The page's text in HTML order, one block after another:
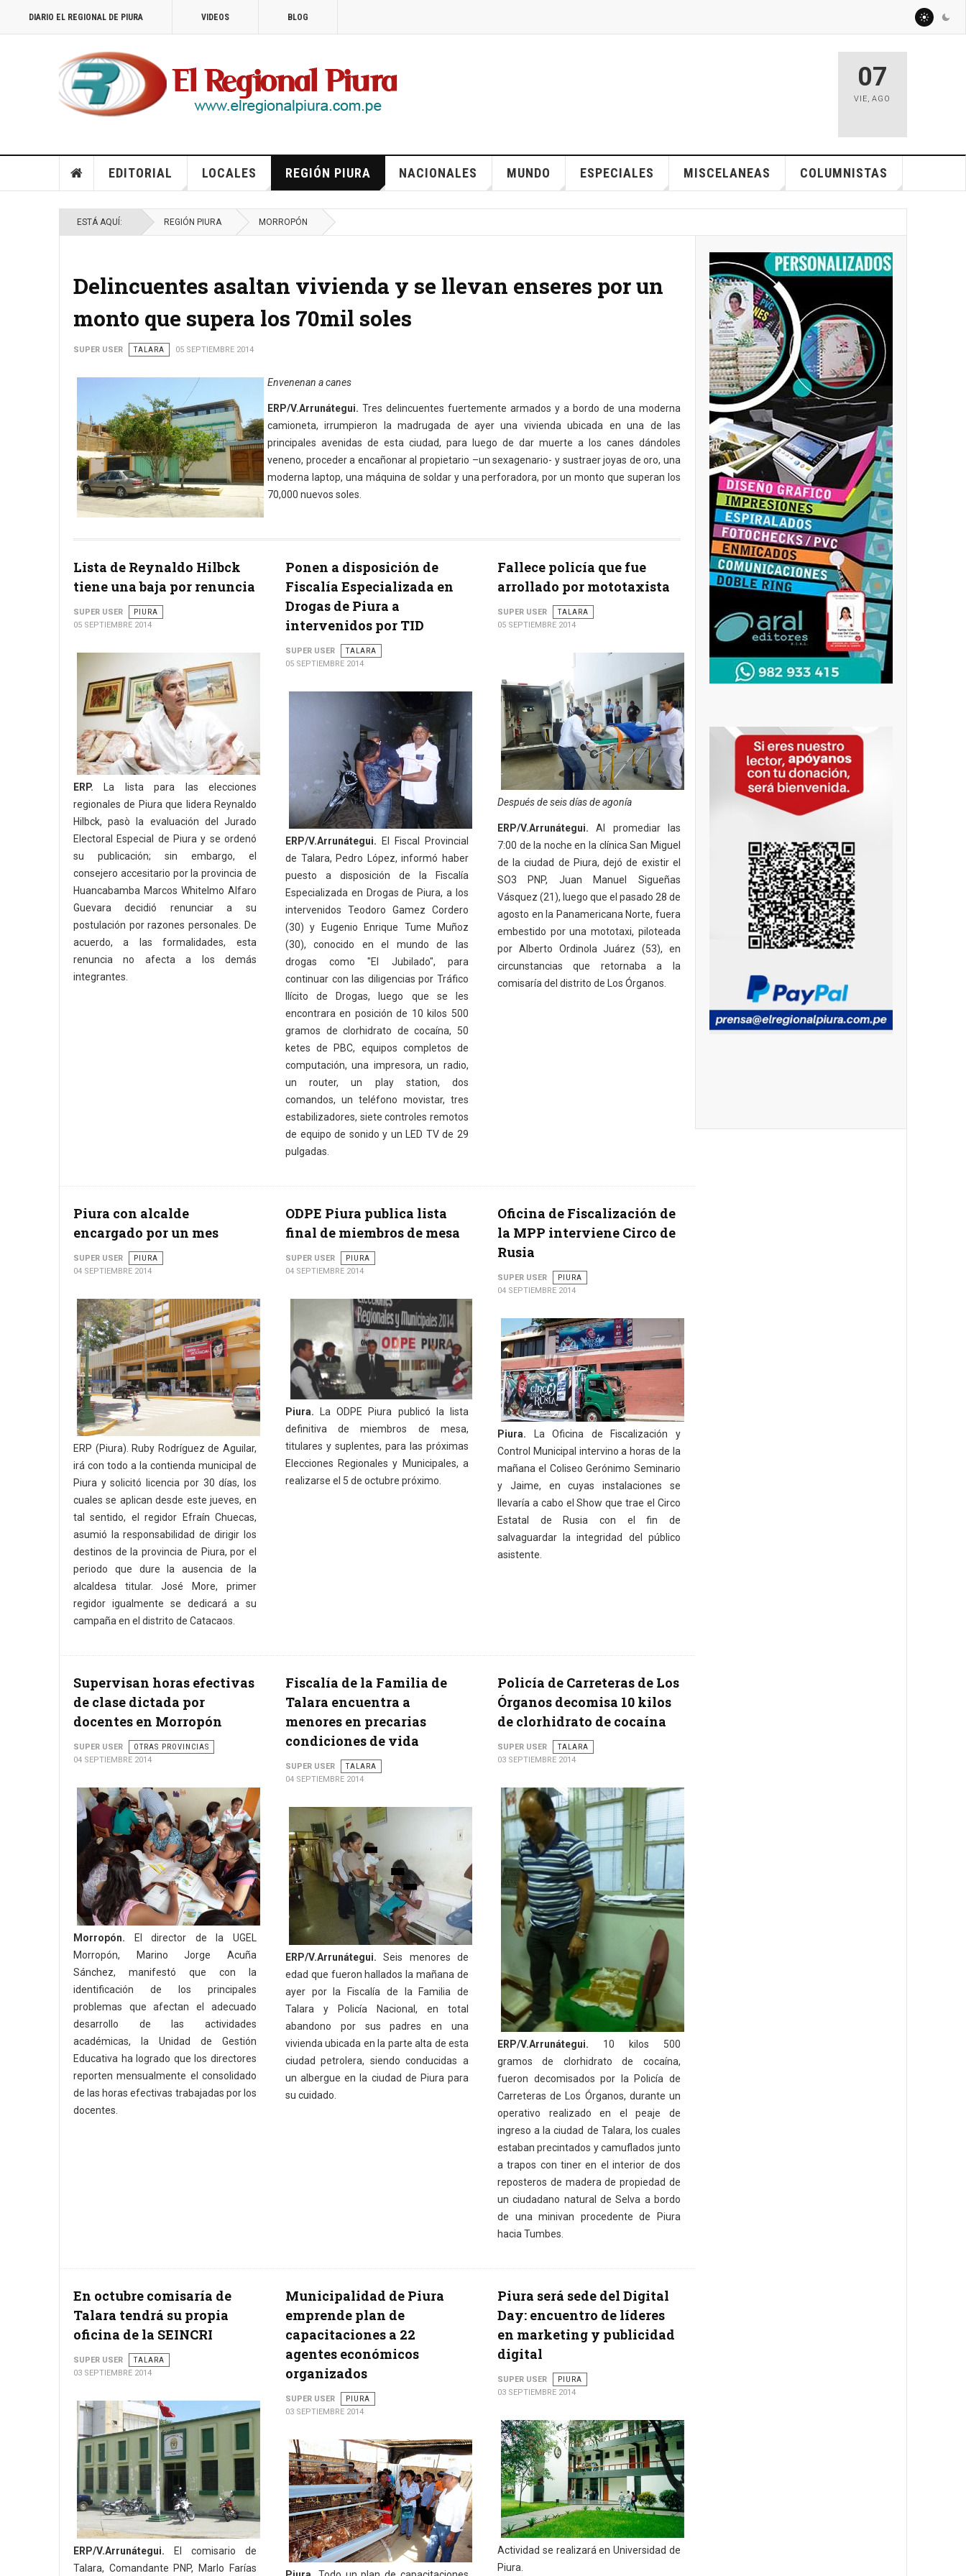
DIARIO EL REGIONAL DE PIURA VIDEOS BLOG
07
VIE,AGO
EDITORIAL LOCALES REGIÓN PIURA NACIONALES MUNDO ESPECIALES MISCELANEAS COLUMNISTAS
ESTÁ AQUÍ: REGIÓN PIURA MORROPÓN
Delincuentes asaltan vivienda y se llevan enseres por un
monto que supera los 70mil soles
SUPER USER TALARA 05 SEPTIEMBRE 2014
Envenenan a canes
ERP/V.Arrunátegui. Tres delincuentes fuertemente armados y a bordo de una moderna
camioneta, irrumpieron la madrugada de ayer una vivienda ubicada en una de las
principales avenidas de esta ciudad, para luego de dar muerte a los canes dándoles
veneno, proceder a encañonar al propietario –un sexagenario- y sustraer joyas de oro, una
moderna laptop, una máquina de soldar y una perforadora, por un monto que superan los
70,000 nuevos soles.
Lista de Reynaldo Hilbck
tiene una baja por renuncia
SUPER USER
PIURA
05 SEPTIEMBRE 2014
ERP. La lista para las elecciones
regionales de Piura que lidera Reynaldo
Hilbck, pasò la evaluación del Jurado
Electoral Especial de Piura y se ordenó
su publicación; sin embargo, el
consejero accesitario por la provincia de
Huancabamba Marcos Whitelmo Alfaro
Guevara decidió renunciar a su
postulación por razones personales. De
acuerdo, a las formalidades, esta
renuncia no afecta a los demás
integrantes.
Ponen a disposición de
Fiscalía Especializada en
Drogas de Piura a
intervenidos por TID
SUPER USER
TALARA
05 SEPTIEMBRE 2014
ERP/V.Arrunátegui. El Fiscal Provincial
de Talara, Pedro López, informó haber
puesto a disposición de la Fiscalía
Especializada en Drogas de Piura, a los
intervenidos Teodoro Gamez Cordero
(30) y Eugenio Enrique Tume Muñoz
(30), conocido en el mundo de las
drogas como "El Jubilado", para
continuar con las diligencias por Tráfico
Ilícito de Drogas, luego que se les
encontrara en posición de 10 kilos 500
gramos de clorhidrato de cocaína, 50
ketes de PBC, equipos completos de
computación, una impresora, un radio,
un router, un play station, dos
comandos, un teléfono movistar, tres
estabilizadores, siete controles remotos
de equipo de sonido y un LED TV de 29
pulgadas.
Fallece policía que fue
arrollado por mototaxista
SUPER USER
TALARA
05 SEPTIEMBRE 2014
Después de seis días de agonía
ERP/V.Arrunátegui. Al promediar las
7:00 de la noche en la clínica San Miguel
de la ciudad de Piura, dejó de existir el
SO3 PNP, Juan Manuel Sigueñas
Vásquez (21), luego que el pasado 28 de
agosto en la Panamericana Norte, fuera
embestido por una mototaxi, piloteada
por Alberto Ordinola Juárez (53), en
circunstancias que retornaba a la
comisaría del distrito de Los Órganos.
Piura con alcalde
encargado por un mes
SUPER USER
PIURA
04 SEPTIEMBRE 2014
ERP (Piura). Ruby Rodríguez de Aguilar,
irá con todo a la contienda municipal de
Piura y solicitó licencia por 30 días, los
cuales se aplican desde este jueves, en
tal sentido, el regidor Efraín Chuecas,
asumió la responsabilidad de dirigir los
destinos de la provincia de Piura, por el
periodo que dure la ausencia de la
alcaldesa titular. José More, primer
regidor igualmente se dedicará a su
campaña en el distrito de Catacaos.
ODPE Piura publica lista
final de miembros de mesa
SUPER USER
PIURA
04 SEPTIEMBRE 2014
Piura. La ODPE Piura publicó la lista
definitiva de miembros de mesa,
titulares y suplentes, para las próximas
Elecciones Regionales y Municipales, a
realizarse el 5 de octubre próximo.
Oficina de Fiscalización de
la MPP interviene Circo de
Rusia
SUPER USER
PIURA
04 SEPTIEMBRE 2014
Piura. La Oficina de Fiscalización y
Control Municipal intervino a horas de la
mañana el Coliseo Gerónimo Seminario
y Jaime, en cuyas instalaciones se
llevaría a cabo el Show que trae el Circo
Estatal de Rusia con el fin de
salvaguardar la integridad del público
asistente.
Supervisan horas efectivas
de clase dictada por
docentes en Morropón
SUPER USER
OTRAS PROVINCIAS
04 SEPTIEMBRE 2014
Morropón. El director de la UGEL
Morropón, Marino Jorge Acuña
Sánchez, manifestó que con la
identificación de los principales
problemas que afectan el adecuado
desarrollo de las actividades
académicas, la Unidad de Gestión
Educativa ha logrado que los directores
reporten mensualmente el consolidado
de las horas efectivas trabajadas por los
docentes.
Fiscalía de la Familia de
Talara encuentra a
menores en precarias
condiciones de vida
SUPER USER
TALARA
04 SEPTIEMBRE 2014
ERP/V.Arrunátegui. Seis menores de
edad que fueron hallados la mañana de
ayer por la Fiscalía de la Familia de
Talara y Policía Nacional, en total
abandono por sus padres en una
vivienda ubicada en la parte alta de esta
ciudad petrolera, siendo conducidas a
un albergue en la ciudad de Piura para
su cuidado.
Policía de Carreteras de Los
Órganos decomisa 10 kilos
de clorhidrato de cocaína
SUPER USER
TALARA
03 SEPTIEMBRE 2014
ERP/V.Arrunátegui. 10 kilos 500
gramos de clorhidrato de cocaína,
fueron decomisados por la Policía de
Carreteras de Los Órganos, durante un
operativo realizado en el peaje de
ingreso a la ciudad de Talara, los cuales
estaban precintados y camuflados junto
a trapos con tiner en el interior de dos
reposteros de madera de propiedad de
un ciudadano natural de Selva a bordo
de una minivan procedente de Piura
hacia Tumbes.
En octubre comisaría de
Talara tendrá su propia
oficina de la SEINCRI
SUPER USER
TALARA
03 SEPTIEMBRE 2014
ERP/V.Arrunátegui. El comisario de
Talara, Comandante PNP, Marlo Farías
Municipalidad de Piura
emprende plan de
capacitaciones a 22
agentes económicos
organizados
SUPER USER
PIURA
03 SEPTIEMBRE 2014
Piura será sede del Digital
Day: encuentro de líderes
en marketing y publicidad
digital
SUPER USER
PIURA
03 SEPTIEMBRE 2014
Actividad se realizará en Universidad de
Piura.